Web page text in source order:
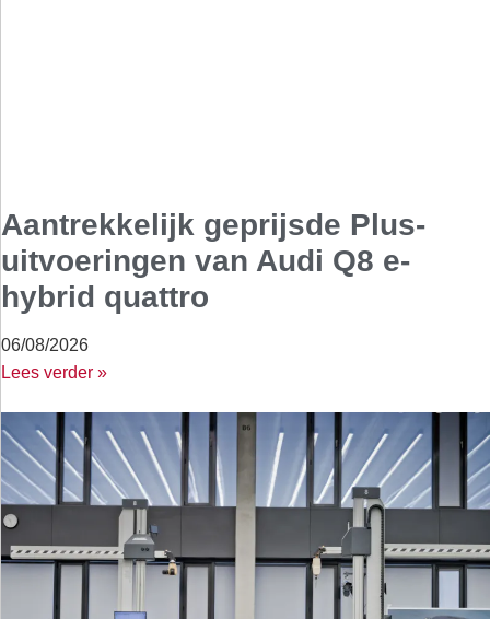
Aantrekkelijk geprijsde Plus-
uitvoeringen van Audi Q8 e-
hybrid quattro
06/08/2026
Lees verder »